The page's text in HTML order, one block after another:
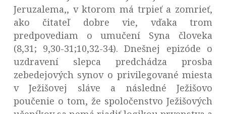
Jeruzalema,, v ktorom má trpieť a zomrieť,
ako čitateľ dobre vie, vďaka trom
predpovediam o umučení Syna človeka
(8,31; 9,30-31;10,32-34). Dnešnej epizóde o
uzdravení slepca predchádza prosba
zebedejových synov o privilegované miesta
v Ježišovej sláve a následné Ježišovo
poučenie o tom, že spoločenstvo Ježišových